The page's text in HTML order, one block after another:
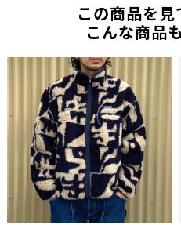
この商品を見
こんな商品